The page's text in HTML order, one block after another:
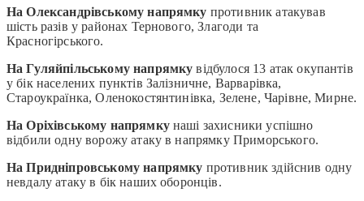
На Олександрівському напрямку противник атакував
шість разів у районах Тернового, Злагоди та
Красногірського.
На Гуляйпільському напрямку відбулося 13 атак окупантів
у бік населених пунктів Залізничне, Варварівка,
Староукраїнка, Оленокостянтинівка, Зелене, Чарівне, Мирне.
На Оріхівському напрямкунаші захисники успішно
відбили одну ворожу атаку в напрямку Приморського.
На Придніпровському напрямку противник здійснив одну
невдалу атаку в бік наших оборонців.